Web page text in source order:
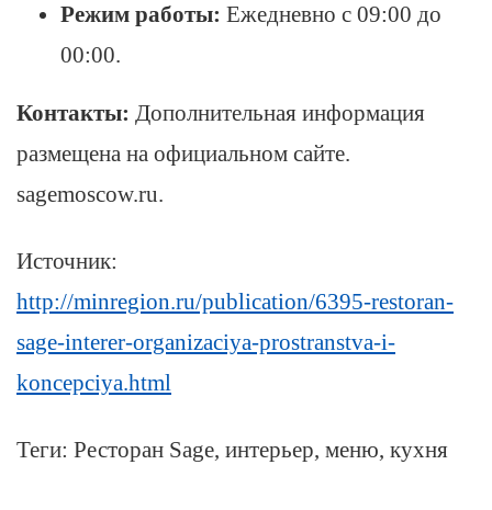
Режим работы: Ежедневно с 09:00 до
00:00.
Контакты: Дополнительная информация
размещена на официальном сайте.
sagemoscow.ru.
Источник:
http://minregion.ru/publication/6395-restoran-
sage-interer-organizaciya-prostranstva-i-
koncepciya.html
Теги: Ресторан Sage, интерьер, меню, кухня